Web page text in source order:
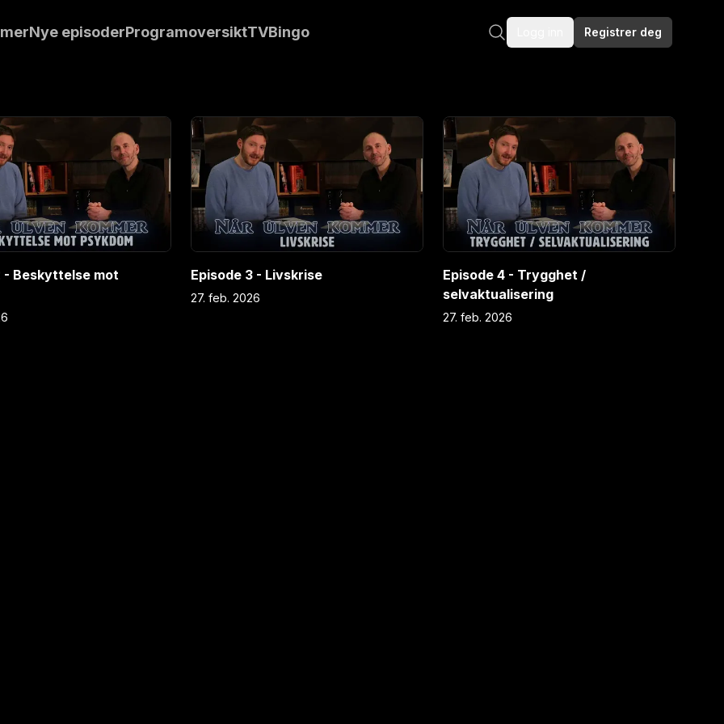
Nye episoderProgramoversiktTVBingo Registrer deg
som kan
oppgave er
å være i
- Beskyttelse mot
Episode 3 - Livskrise
27. feb. 2026
Episode 4 - Trygghet /
selvaktualisering
27. feb. 2026